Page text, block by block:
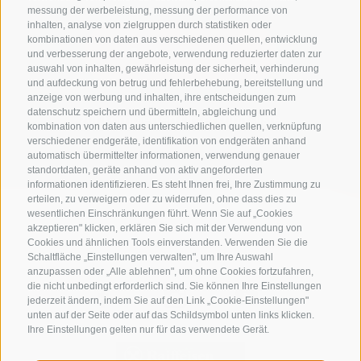
messung der werbeleistung, messung der performance von
inhalten, analyse von zielgruppen durch statistiken oder
kombinationen von daten aus verschiedenen quellen, entwicklung
und verbesserung der angebote, verwendung reduzierter daten zur
auswahl von inhalten, gewährleistung der sicherheit, verhinderung
und aufdeckung von betrug und fehlerbehebung, bereitstellung und
anzeige von werbung und inhalten, ihre entscheidungen zum
datenschutz speichern und übermitteln, abgleichung und
kombination von daten aus unterschiedlichen quellen, verknüpfung
verschiedener endgeräte, identifikation von endgeräten anhand
automatisch übermittelter informationen, verwendung genauer
standortdaten, geräte anhand von aktiv angeforderten
informationen identifizieren. Es steht Ihnen frei, Ihre Zustimmung zu
erteilen, zu verweigern oder zu widerrufen, ohne dass dies zu
wesentlichen Einschränkungen führt. Wenn Sie auf „Cookies
akzeptieren" klicken, erklären Sie sich mit der Verwendung von
Cookies und ähnlichen Tools einverstanden. Verwenden Sie die
Schaltfläche „Einstellungen verwalten", um Ihre Auswahl
anzupassen oder „Alle ablehnen", um ohne Cookies fortzufahren,
die nicht unbedingt erforderlich sind. Sie können Ihre Einstellungen
jederzeit ändern, indem Sie auf den Link „Cookie-Einstellungen"
unten auf der Seite oder auf das Schildsymbol unten links klicken.
Ihre Einstellungen gelten nur für das verwendete Gerät.
Suche starten
zur kompletten Unterkunftsliste